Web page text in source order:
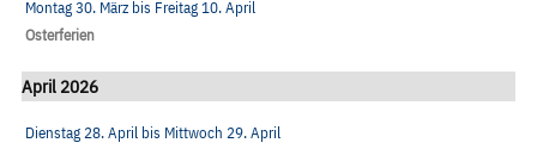
Montag 30. März bis Freitag 10. April
Osterferien
April 2026
Dienstag 28. April bis Mittwoch 29. April